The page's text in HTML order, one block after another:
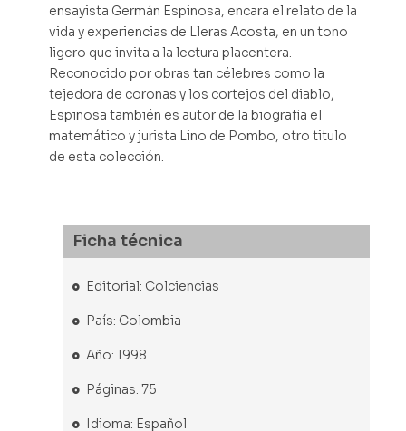
ensayista Germán Espinosa, encara el relato de la
vida y experiencias de Lleras Acosta, en un tono
ligero que invita a la lectura placentera.
Reconocido por obras tan célebres como la
tejedora de coronas y los cortejos del diablo,
Espinosa también es autor de la biografia el
matemático y jurista Lino de Pombo, otro titulo
de esta colección.
Ficha técnica
Editorial: Colciencias
País: Colombia
Año: 1998
Páginas: 75
Idioma: Español